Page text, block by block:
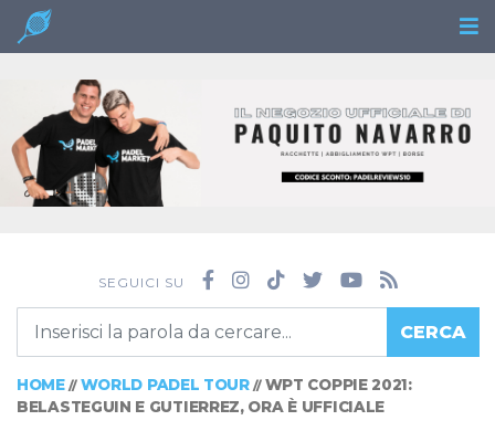
SEGUICI SU
CERCA
HOME// WORLD PADEL TOUR// WPT COPPIE 2021:
BELASTEGUIN E GUTIERREZ, ORA È UFFICIALE